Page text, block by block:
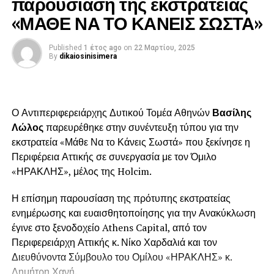
«ΜΑΘΕ ΝΑ ΤΟ ΚΑΝΕΙΣ ΣΩΣΤΑ»
Published 1 έτος ago on 22 Μαρτίου, 2025
By dikaiosinisimera
Ο Αντιπεριφερειάρχης Δυτικού Τομέα Αθηνών Βασίλης
Λώλοςπαρευρέθηκε στην συνέντευξη τύπου για την
εκστρατεία «Μάθε Να το Κάνεις Σωστά» που ξεκίνησε η
Περιφέρεια Αττικής σε συνεργασία με τον Όμιλο
«ΗΡΑΚΛΗΣ», μέλος της Holcim.
Η επίσημη παρουσίαση της πρότυπης εκστρατείας
ενημέρωσης και ευαισθητοποίησης για την Ανακύκλωση
έγινε στο ξενοδοχείο Athens Capital, από τον
Περιφερειάρχη Αττικής κ. Νίκο Χαρδαλιά και τον
Διευθύνοντα Σύμβουλο του Ομίλου «ΗΡΑΚΛΗΣ» κ.